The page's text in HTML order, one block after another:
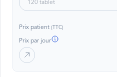
120 tablet
Prix patient (TTC)
Prix par jour